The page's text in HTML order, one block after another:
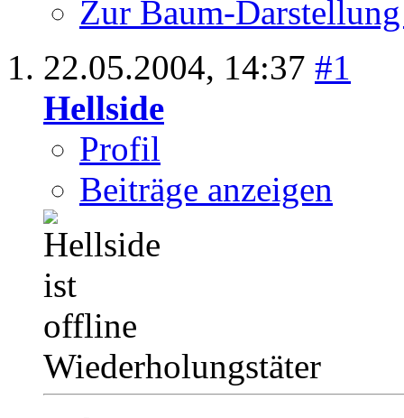
Zur Baum-
22.05.2004, 14:37 #1
Hellside
Profil
Beiträge anzeigen
Wiederholungstäter